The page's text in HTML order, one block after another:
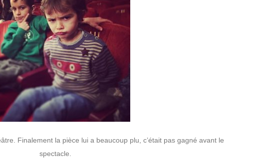
Finalement la pièce lui a beaucoup plu, c’était pas gagné avant le
spectacle.